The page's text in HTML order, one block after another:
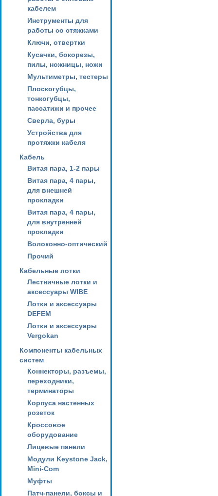
кабелем
Инструменты для
работы со стяжками
Ключи, отвертки
Кусачки, бокорезы,
пилы, ножницы, ножи
Мультиметры, тестеры
Плоскогубцы,
тонкогубцы,
пассатижи и прочее
Сверла, буры
Устройства для
протяжки кабеля
Кабель
Витая пара, 1-2 пары
Витая пара, 4 пары,
для внешней
прокладки
Витая пара, 4 пары,
для внутренней
прокладки
Волоконно-оптический
Прочий
Кабельные лотки
Лестничные лотки и
аксессуары WIBE
Лотки и аксессуары
DEFEM
Лотки и аксессуары
Vergokan
Компоненты кабельных
систем
Коннекторы, разъемы,
переходники,
терминаторы
Корпуса настенных
розеток
Кроссовое
оборудование
Лицевые панели
Модули Keystone Jack,
Mini-Com
Муфты
Патч-панели, боксы и